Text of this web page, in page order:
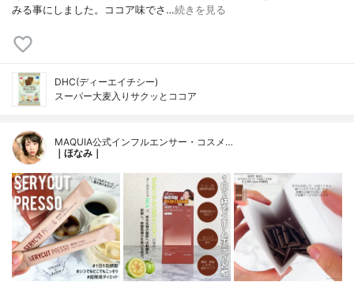
みる事にしました。ココア味でさ…続きを見る
DHC(ディーエイチシー)
スーパー大麦入りサクッとココア
MAQUIA公式インフルエンサー・コスメ…
｜ほなみ｜